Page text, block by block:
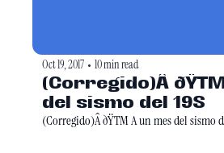
Oct 19, 2017 • 10 min read
(Corregido)Â
del sismo del 19S
(Corregido)Â ðŸTM A un mes del sismo